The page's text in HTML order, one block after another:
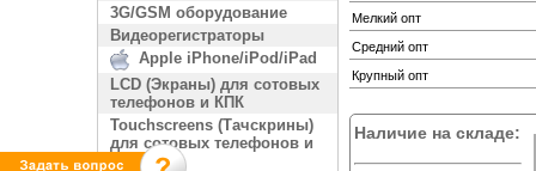
3G/GSM оборудование
Видеорегистраторы
Apple iPhone/iPod/iPad
LCD (Экраны) для сотовых
телефонов и КПК
Touchscreens (Тачскрины)
для сотовых телефонов и
КПК
Мелкий опт
Средний опт
Крупный опт
Наличие на складе: